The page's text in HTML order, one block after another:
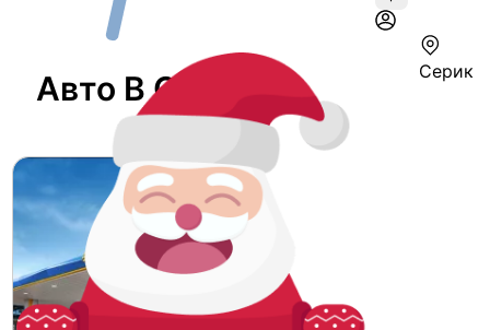
Серик
Авто В Серике